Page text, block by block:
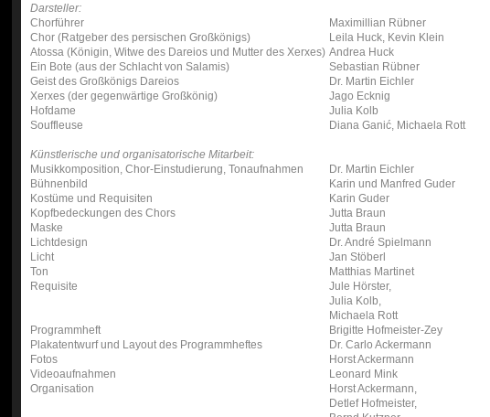
Darsteller:
Chorführer
Maximillian Rübner
Chor (Ratgeber des persischen Großkönigs)
Leila Huck, Kevin Klein
Atossa (Königin, Witwe des Dareios und Mutter des Xerxes) Andrea Huck
Ein Bote (aus der Schlacht von Salamis)
Sebastian Rübner
Geist des Großkönigs Dareios
Dr. Martin Eichler
Xerxes (der gegenwärtige Großkönig)
Jago Ecknig
Hofdame
Julia Kolb
Souffleuse
Diana Ganić, Michaela Rott
Künstlerische und organisatorische Mitarbeit:
Musikkomposition, Chor-Einstudierung, Tonaufnahmen
Dr. Martin Eichler
Bühnenbild
Karin und Manfred Guder
Kostüme und Requisiten
Karin Guder
Kopfbedeckungen des Chors
Jutta Braun
Maske
Jutta Braun
Lichtdesign
Dr. André Spielmann
Licht
Jan Stöberl
Ton
Matthias Martinet
Requisite
Jule Hörster,
Julia Kolb,
Michaela Rott
Programmheft
Brigitte Hofmeister-Zey
Plakatentwurf und Layout des Programmheftes
Dr. Carlo Ackermann
Fotos
Horst Ackermann
Videoaufnahmen
Leonard Mink
Organisation
Horst Ackermann,
Detlef Hofmeister,